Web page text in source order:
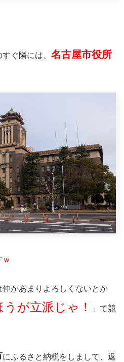
すぐ隣には、 名古屋市役所
があまりよろしくないとか
うが立派じゃ！
」て競
にふるさと納税をしまして、返